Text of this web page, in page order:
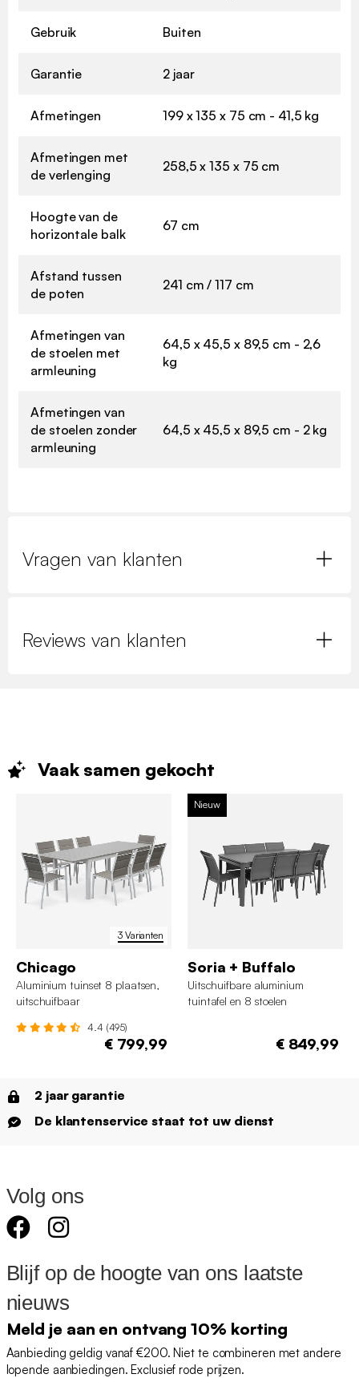
Gebruik Buiten
Garantie 2 jaar
Afmetingen 199 x 135 x 75 cm - 41,5 kg
Afmetingen met
de verlenging
258,5 x 135 x 75 cm
Hoogte van de
horizontale balk
67 cm
Afstand tussen
de poten
241 cm / 117 cm
Afmetingen van
de stoelen met
armleuning
64,5 x 45,5 x 89,5 cm - 2,6
kg
Afmetingen van
de stoelen zonder
armleuning
64,5 x 45,5 x 89,5 cm - 2 kg
Vragen van klanten
Reviews van klanten
Vaak samen gekocht
3 Varianten
Chicago
Aluminium tuinset 8 plaatsen,
uitschuifbaar
4.4 (495)
€ 799,99
Nieuw
Soria + Buffalo
Uitschuifbare aluminium
tuintafel en 8 stoelen
€ 849,99
2 jaar garantie
De klantenservice staat tot uw dienst
Volg ons
Blijf op de hoogte van ons laatste
nieuws
Meld je aan en ontvang 10% korting
Aanbieding geldig vanaf €200. Niet te combineren met andere
lopende aanbiedingen. Exclusief rode prijzen.